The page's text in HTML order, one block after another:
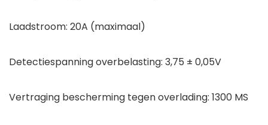
Laadstroom: 20A (maximaal)
Detectiespanning overbelasting: 3,75 ± 0,05V
Vertraging bescherming tegen overlading: 1300 MS